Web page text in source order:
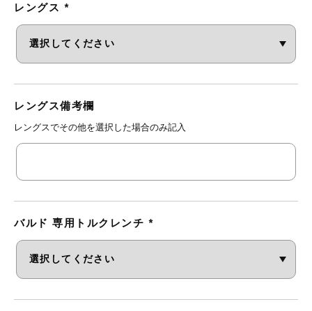
レングス *
レングス備考欄
レングスでその他を選択した場合のみ記入
バルド 専用トルクレンチ *